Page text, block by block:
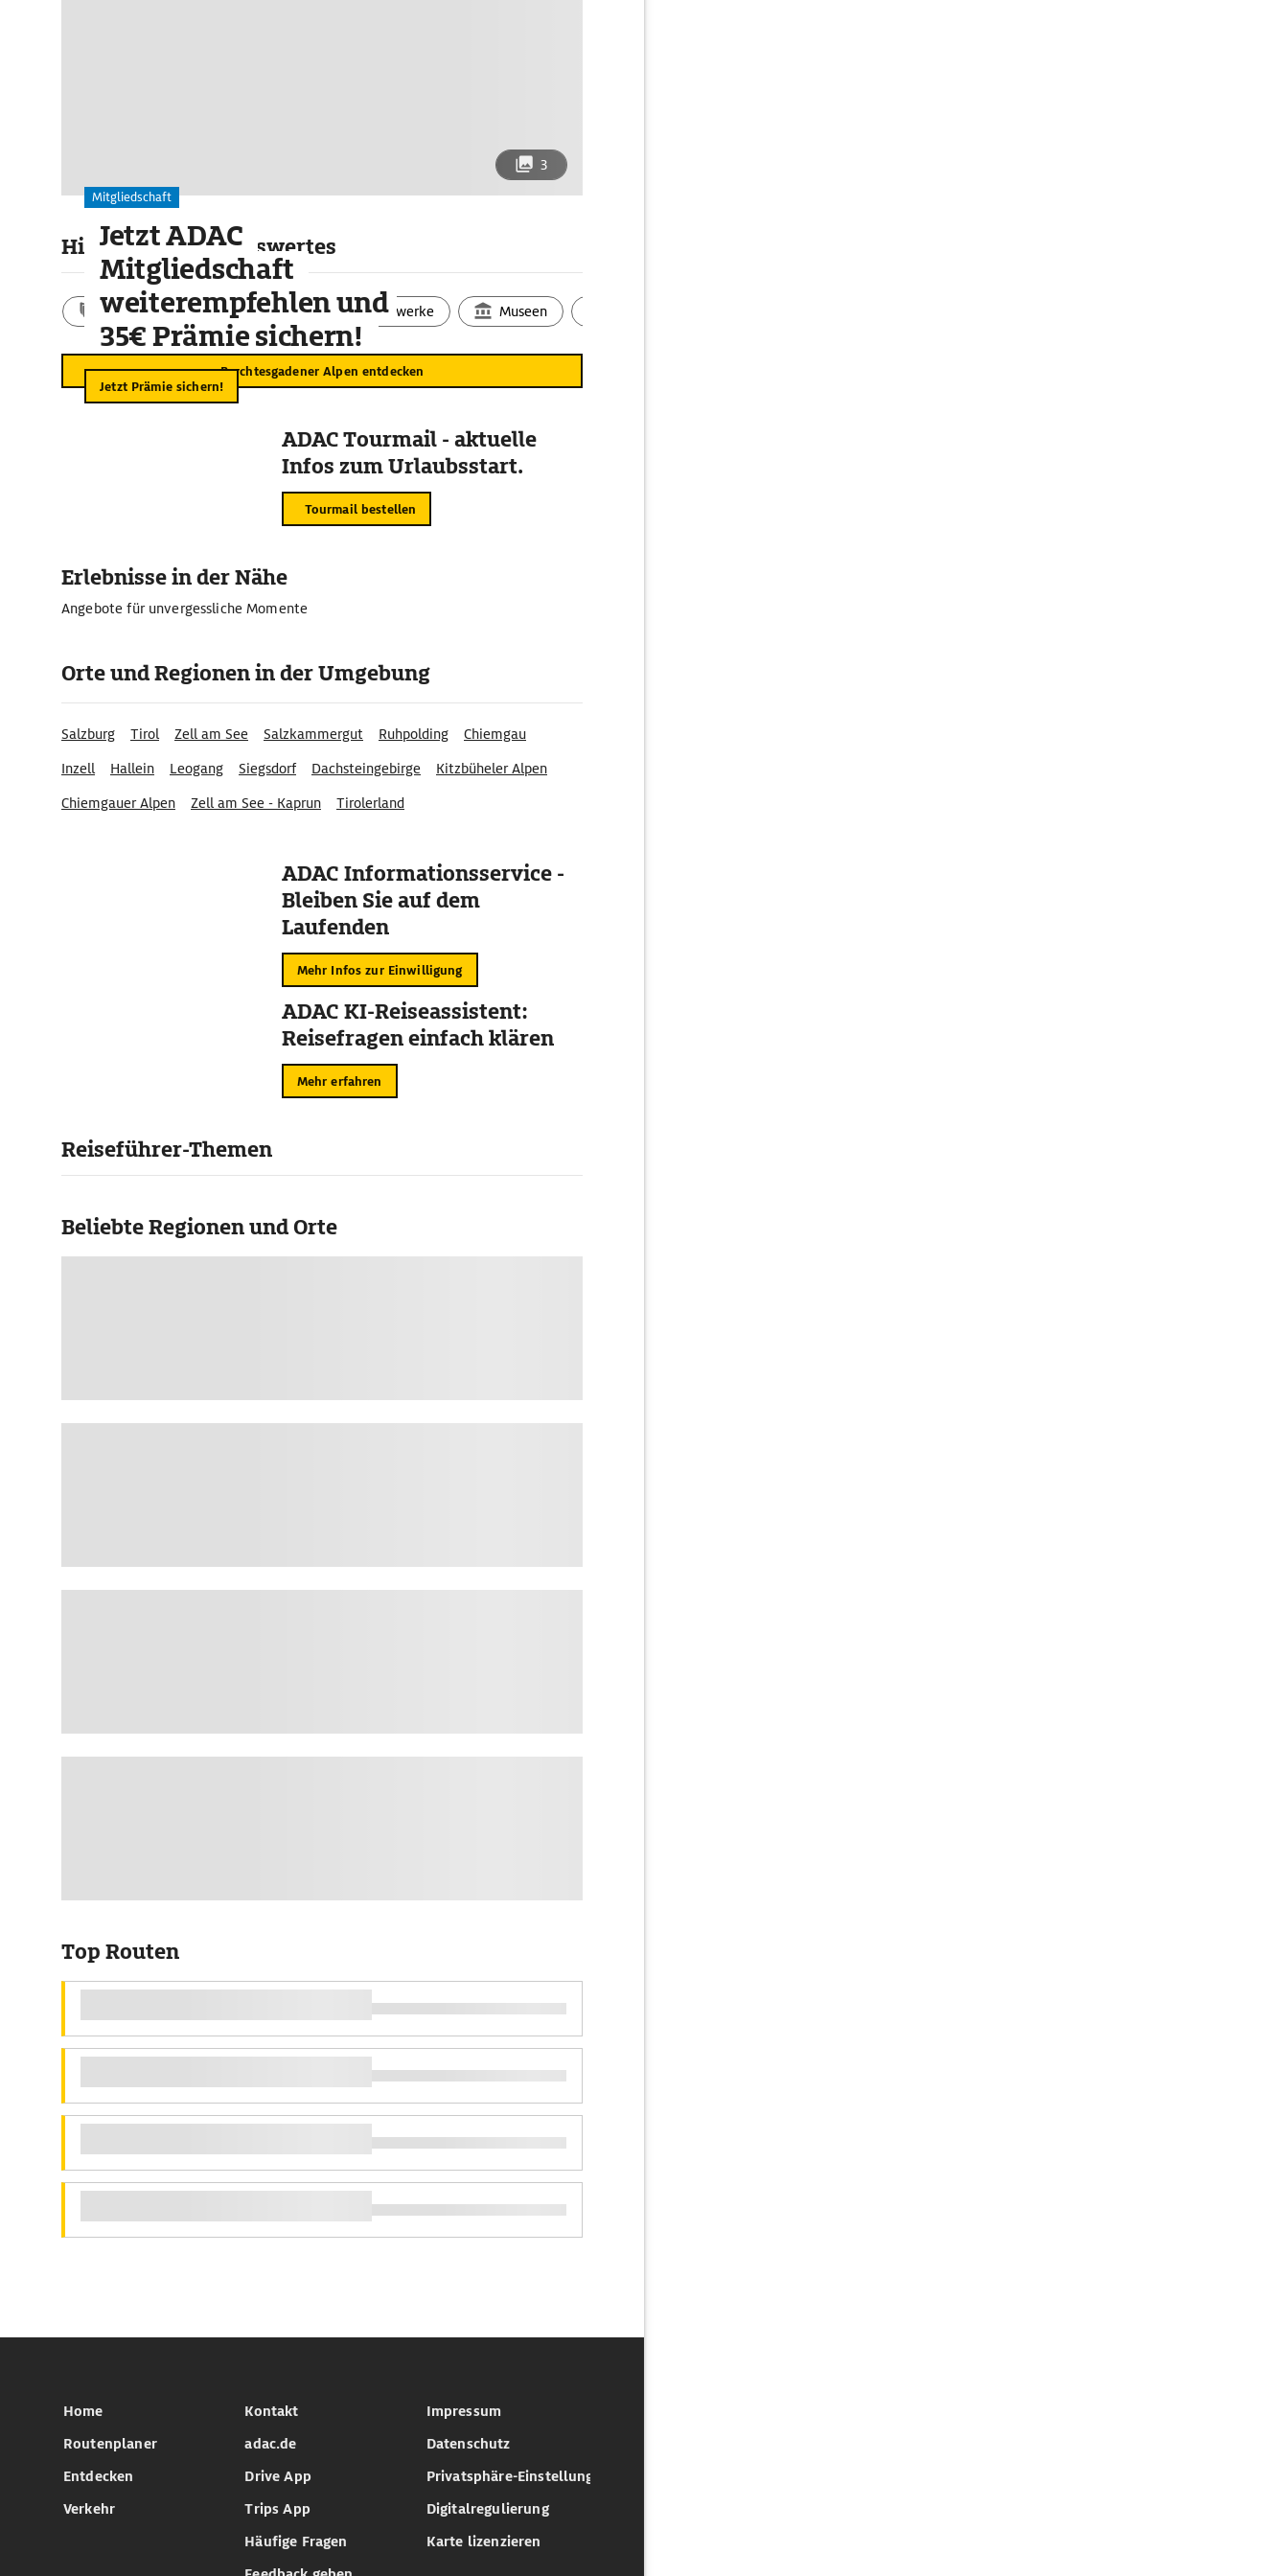
3
Highlights & Sehenswertes
Aktivitäten Landschaft Bauwerke Museen
Berchtesgadener Alpen entdecken
Mitgliedschaft
Jetzt ADAC
Mitgliedschaft
weiterempfehlen und
35€ Prämie sichern!
Jetzt Prämie sichern!
ADAC Tourmail - aktuelle
Infos zum Urlaubsstart.
Tourmail bestellen
Erlebnisse in der Nähe
Angebote für unvergessliche Momente
Orte und Regionen in der Umgebung
Salzburg Tirol Zell am See Salzkammergut Ruhpolding
Chiemgau
Inzell
Hallein Leogang Siegsdorf Dachsteingebirge
Kitzbüheler Alpen
Chiemgauer Alpen
Zell am See - Kaprun
Tirolerland
ADAC Informationsservice -
Bleiben Sie auf dem
Laufenden
Mehr Infos zur Einwilligung
ADAC KI-Reiseassistent:
Reisefragen einfach klären
Mehr erfahren
Reiseführer-Themen
Beliebte Regionen und Orte
Top Routen
Home
Routenplaner
Entdecken
Verkehr
Kontakt
adac.de
Drive App
Trips App
Häufige Fragen
Impressum
Datenschutz
Privatsphäre-Einstellungen
Digitalregulierung
Karte lizenzieren